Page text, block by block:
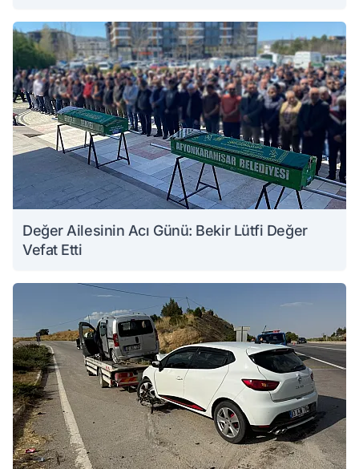
Değer Ailesinin Acı Günü: Bekir Lütfi Değer
Vefat Etti